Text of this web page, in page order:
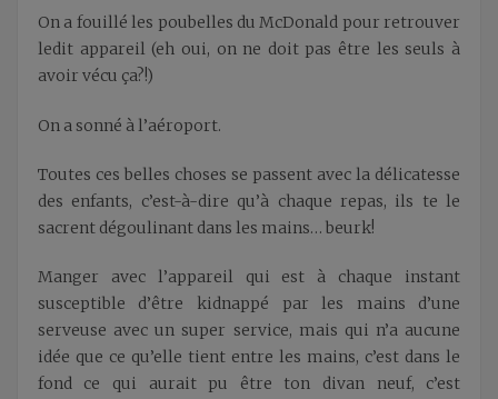
On a fouillé les poubelles du McDonald pour retrouver
ledit appareil (eh oui, on ne doit pas être les seuls à
avoir vécu ça?!)
On a sonné à l’aéroport.
Toutes ces belles choses se passent avec la délicatesse
des enfants, c’est-à-dire qu’à chaque repas, ils te le
sacrent dégoulinant dans les mains… beurk!
Manger avec l’appareil qui est à chaque instant
susceptible d’être kidnappé par les mains d’une
serveuse avec un super service, mais qui n’a aucune
idée que ce qu’elle tient entre les mains, c’est dans le
fond ce qui aurait pu être ton divan neuf, c’est